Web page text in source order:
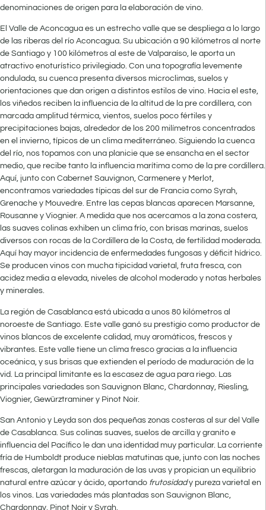
denominaciones de origen para la elaboración de vino.
El Valle de Aconcagua es un estrecho valle que se despliega a lo largo
de las riberas del río Aconcagua. Su ubicación a 90 kilómetros al norte
de Santiago y 100 kilómetros al este de Valparaíso, le aporta un
atractivo enoturístico privilegiado. Con una topografía levemente
ondulada, su cuenca presenta diversos microclimas, suelos y
orientaciones que dan origen a distintos estilos de vino. Hacia el este,
los viñedos reciben la influencia de la altitud de la pre cordillera, con
marcada amplitud térmica, vientos, suelos poco fértiles y
precipitaciones bajas, alrededor de los 200 milímetros concentrados
en el invierno, típicos de un clima mediterráneo. Siguiendo la cuenca
del río, nos topamos con una planicie que se ensancha en el sector
medio, que recibe tanto la influencia marítima como de la pre cordillera.
Aquí, junto con Cabernet Sauvignon, Carmenere y Merlot,
encontramos variedades típicas del sur de Francia como Syrah,
Grenache y Mouvedre. Entre las cepas blancas aparecen Marsanne,
Rousanne y Viognier. A medida que nos acercamos a la zona costera,
las suaves colinas exhiben un clima frío, con brisas marinas, suelos
diversos con rocas de la Cordillera de la Costa, de fertilidad moderada.
Aquí hay mayor incidencia de enfermedades fungosas y déficit hídrico.
Se producen vinos con mucha tipicidad varietal, fruta fresca, con
acidez media a elevada, niveles de alcohol moderado y notas herbales
y minerales.
La región de Casablanca está ubicada a unos 80 kilómetros al
noroeste de Santiago. Este valle ganó su prestigio como productor de
vinos blancos de excelente calidad, muy aromáticos, frescos y
vibrantes. Este valle tiene un clima fresco gracias a la influencia
oceánica, y sus brisas que extienden el período de maduración de la
vid. La principal limitante es la escasez de agua para riego. Las
principales variedades son Sauvignon Blanc, Chardonnay, Riesling,
Viognier, Gewürztraminer y Pinot Noir.
San Antonio y Leyda son dos pequeñas zonas costeras al sur del Valle
de Casablanca. Sus colinas suaves, suelos de arcilla y granito e
influencia del Pacífico le dan una identidad muy particular. La corriente
fría de Humboldt produce nieblas matutinas que, junto con las noches
frescas, aletargan la maduración de las uvas y propician un equilibrio
natural entre azúcar y ácido, aportando frutosidady pureza varietal en
los vinos. Las variedades más plantadas son Sauvignon Blanc,
Chardonnay, Pinot Noir y Syrah.